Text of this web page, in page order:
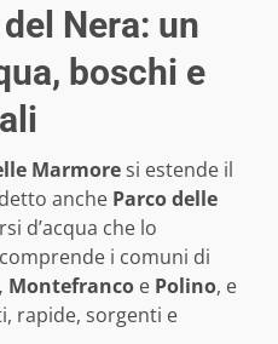
Nera: un
boschi e
Marmoresi estende il
anche Parco delle
d’acqua che lo
i comuni di
Montefranco e Polino, e
rapide, sorgenti e